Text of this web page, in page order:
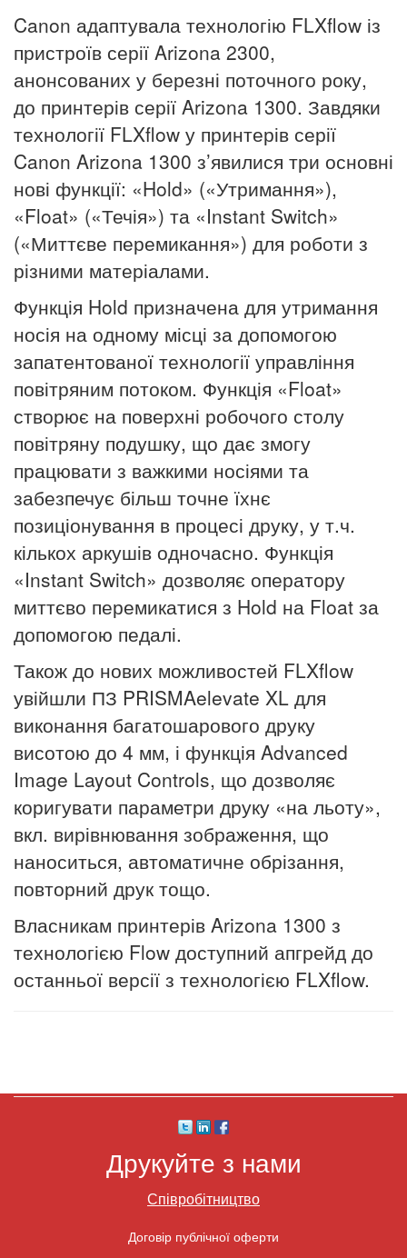
Canon адаптувала технологію FLXflow із
пристроїв серії Arizona 2300,
анонсованих у березні поточного року,
до принтерів серії Arizona 1300. Завдяки
технології FLXflow у принтерів серії
Canon Arizona 1300 з’явилися три основні
нові функції: «Hold» («Утримання»),
«Float» («Течія») та «Instant Switch»
(«Миттєве перемикання») для роботи з
різними матеріалами.
Функція Hold призначена для утримання
носія на одному місці за допомогою
запатентованої технології управління
повітряним потоком. Функція «Float»
створює на поверхні робочого столу
повітряну подушку, що дає змогу
працювати з важкими носіями та
забезпечує більш точне їхнє
позиціонування в процесі друку, у т.ч.
кількох аркушів одночасно. Функція
«Instant Switch» дозволяє оператору
миттєво перемикатися з Hold на Float за
допомогою педалі.
Також до нових можливостей FLXflow
увійшли ПЗ PRISMAelevate XL для
виконання багатошарового друку
висотою до 4 мм, і функція Advanced
Image Layout Controls, що дозволяє
коригувати параметри друку «на льоту»,
вкл. вирівнювання зображення, що
наноситься, автоматичне обрізання,
повторний друк тощо.
Власникам принтерів Arizona 1300 з
технологією Flow доступний апгрейд до
останньої версії з технологією FLXflow.
Друкуйте з нами
Співробітництво
Договір публічної оферти